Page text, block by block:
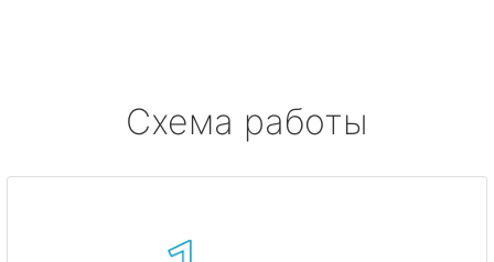
Схема работы